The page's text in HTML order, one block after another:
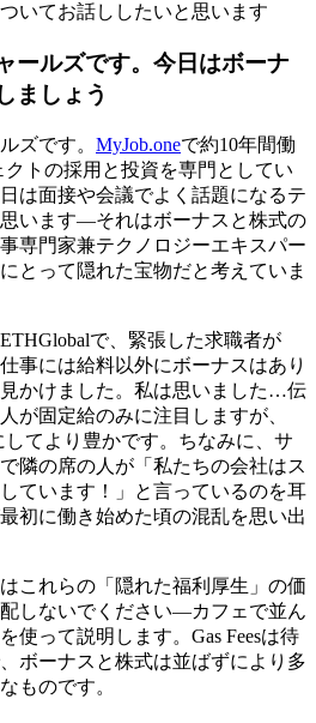
いてお話ししたいと思います
ールズです。今日はボーナ
ましょう
ズです。 MyJob.oneで約10年間働
クトの採用と投資を専門としてい
は面接や会議でよく話題になるテ
います—それはボーナスと株式の
専門家兼テクノロジーエキスパー
とって隠れた宝物だと考えていま
で、緊張した求職者が
事には給料以外にボーナスはあり
かけました。私は思いました…伝
が固定給のみに注目しますが、
してより豊かです。ちなみに、サ
隣の席の人が「私たちの会社はス
ています！」と言っているのを耳
初に働き始めた頃の混乱を思い出
これらの「隠れた福利厚生」の価
しないでください—カフェで並ん
使って説明します。Gas Feesは待
ボーナスと株式は並ばずにより多
ものです。